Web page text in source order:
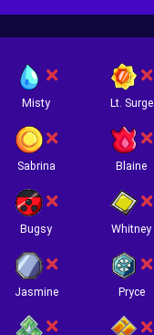
Misty Lt. Surge
Sabrina Blaine
Bugsy Whitney
Jasmine Pryce